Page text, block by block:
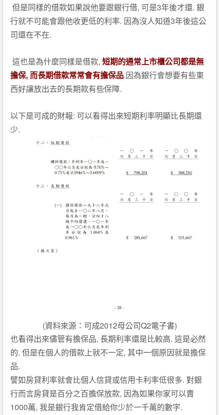
但是同樣的借款如果說他要跟銀行借, 可是3年後才還. 銀
行就不可能會跟他收更低的利率. 因為沒人知道3年後這公
司還在不在.
這也是為什麼同樣是借款, 短期的通常上市櫃公司都是無
擔保, 而長期借款常常會有擔保品. 因為銀行會想要有些東
西好讓放出去的長期款有些保障.
以下是可成的財報: 可以看得出來短期利率明顯比長期還
少.
(資料來源：可成2012母公司Q2電子書)
也看得出來儘管有擔保品, 長期利率還是比較高. 這是必然
的. 但是在個人的借款上就不一定, 其中一個原因就是擔保
品.
譬如房貸利率就會比個人信貸或信用卡利率低很多. 對銀
行而言房貸是百分之百擔保放款, 因為如果你家可以賣
1000萬, 我是銀行我肯定借給你少於一千萬的數字.